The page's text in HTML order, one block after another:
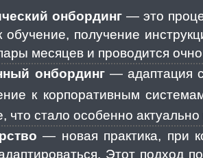
онбординг — это
обучение, получение
месяцев и проводится
онбординг— адаптация
к корпоративным
что стало особенно
— новая практика, при
Этот подход